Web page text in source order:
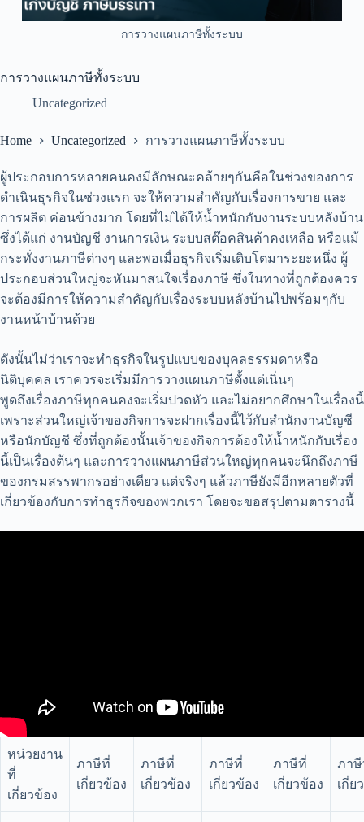
การวางแผนภาษีทั้งระบบ
การวางแผนภาษีทั้งระบบ
Uncategorized
Home Uncategorized การวางแผนภาษีทั้งระบบ
ผู้ประกอบการหลายคนคงมีลักษณะคล้ายๆกันคือในช่วงของการ
ดำเนินธุรกิจในช่วงแรก จะให้ความสำคัญกับเรื่องการขาย และ
การผลิต ค่อนข้างมาก โดยที่ไม่ได้ให้น้ำหนักกับงานระบบหลังบ้าน
ซึ่งได้แก่ งานบัญชี งานการเงิน ระบบสต๊อคสินค้าคงเหลือ หรือแม้
กระทั่งงานภาษีต่างๆ และพอเมื่อธุรกิจเริ่มเติบโตมาระยะหนึ่ง ผู้
ประกอบส่วนใหญ่จะหันมาสนใจเรื่องภาษี ซึ่งในทางที่ถูกต้องควร
จะต้องมีการให้ความสำคัญกับเรื่องระบบหลังบ้านไปพร้อมๆกับ
งานหน้าบ้านด้วย
ดังนั้นไม่ว่าเราจะทำธุรกิจในรูปแบบของบุคลธรรมดาหรือ
นิติบุคคล เราควรจะเริ่มมีการวางแผนภาษีตั้งแต่เนิ่นๆ
พูดถึงเรื่องภาษีทุกคนคงจะเริ่มปวดหัว และไม่อยากศึกษาในเรื่องนี้
เพราะส่วนใหญ่เจ้าของกิจการจะฝากเรื่องนี้ไว้กับสำนักงานบัญชี
หรือนักบัญชี ซึ่งที่ถูกต้องนั้นเจ้าของกิจการต้องให้น้ำหนักกับเรื่อง
นี้เป็นเรื่องต้นๆ และการวางแผนภาษีส่วนใหญ่ทุกคนจะนึกถึงภาษี
ของกรมสรรพากรอย่างเดียว แต่จริงๆ แล้วภาษียังมีอีกหลายตัวที่
เกี่ยวข้องกับการทำธุรกิจของพวกเรา โดยจะขอสรุปตามตารางนี้
หน่วยงาน
ที่
เกี่ยวข้อง
ภาษีที่
เกี่ยวข้อง
ภาษีที่
เกี่ยวข้อง
ภาษีที่
เกี่ยวข้อง
ภาษีที่
เกี่ยวข้อง
ภา
เกี่ย